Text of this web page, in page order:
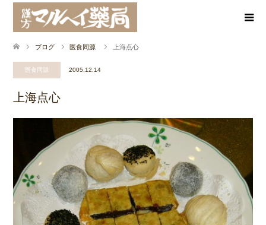
ブログ 医食同源 上海点心
医食同源 2005.12.14
上海点心